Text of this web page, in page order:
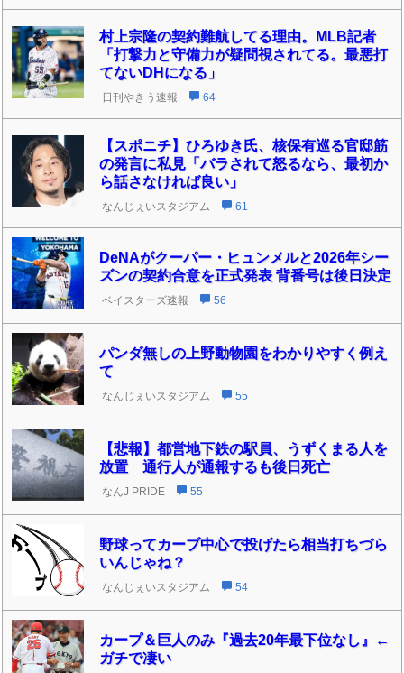
村上宗隆の契約難航してる理由。MLB記者
「打撃力と守備力が疑問視されてる。最悪打
てないDHになる」
日刊やきう速報 64
【スポニチ】ひろゆき氏、核保有巡る官邸筋
の発言に私見「バラされて怒るなら、最初か
ら話さなければ良い」
なんじぇいスタジアム 61
DeNAがクーパー・ヒュンメルと2026年シー
ズンの契約合意を正式発表 背番号は後日決定
ベイスターズ速報 56
パンダ無しの上野動物園をわかりやすく例え
て
なんじぇいスタジアム 55
【悲報】都営地下鉄の駅員、うずくまる人を
放置 通行人が通報するも後日死亡
なんJ PRIDE 55
野球ってカーブ中心で投げたら相当打ちづら
いんじゃね？
なんじぇいスタジアム 54
カープ＆巨人のみ『過去20年最下位なし』←
ガチで凄い